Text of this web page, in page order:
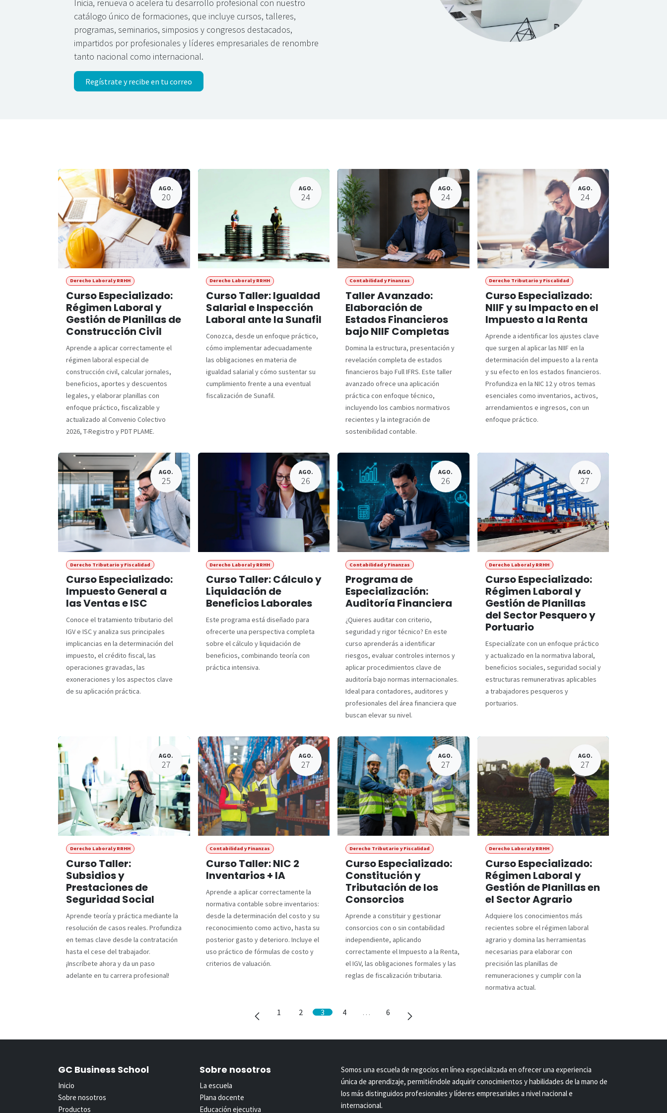
Inicia, renueva o acelera tu desarrollo profesional con nuestro
catálogo único de formaciones, que incluye cursos, talleres,
programas, seminarios, simposios y congresos destacados,
impartidos por profesionales y líderes empresariales de renombre
tanto nacional como internacional.
Regístrate y recibe en tu correo
AGO.
20
Derecho Laboral y RRHH
Curso Especializado:
Régimen Laboral y
Gestión de Planillas de
Construcción Civil
Aprende a aplicar correctamente el
régimen laboral especial de
construcción civil, calcular jornales,
beneficios, aportes y descuentos
legales, y elaborar planillas con
enfoque práctico, fiscalizable y
actualizado al Convenio Colectivo
2026, T-Registro y PDT PLAME.
AGO.
24
Derecho Laboral y RRHH
Curso Taller: Igualdad
Salarial e Inspección
Laboral ante la Sunafil
Conozca, desde un enfoque práctico,
cómo implementar adecuadamente
las obligaciones en materia de
igualdad salarial y cómo sustentar su
cumplimiento frente a una eventual
fiscalización de Sunafil.
AGO.
24
Contabilidad y Finanzas
Taller Avanzado:
Elaboración de
Estados Financieros
bajo NIIF Completas
Domina la estructura, presentación y
revelación completa de estados
financieros bajo Full IFRS. Este taller
avanzado ofrece una aplicación
práctica con enfoque técnico,
incluyendo los cambios normativos
recientes y la integración de
sostenibilidad contable.
AGO.
24
Derecho Tributario y Fiscalidad
Curso Especializado:
NIIF y su Impacto en el
Impuesto a la Renta
Aprende a identificar los ajustes clave
que surgen al aplicar las NIIF en la
determinación del impuesto a la renta
y su efecto en los estados financieros.
Profundiza en la NIC 12 y otros temas
esenciales como inventarios, activos,
arrendamientos e ingresos, con un
enfoque práctico.
AGO.
25
Derecho Tributario y Fiscalidad
Curso Especializado:
Impuesto General a
las Ventas e ISC
Conoce el tratamiento tributario del
IGV e ISC y analiza sus principales
implicancias en la determinación del
impuesto, el crédito fiscal, las
operaciones gravadas, las
exoneraciones y los aspectos clave
de su aplicación práctica.
AGO.
26
Derecho Laboral y RRHH
Curso Taller: Cálculo y
Liquidación de
Beneficios Laborales
Este programa está diseñado para
ofrecerte una perspectiva completa
sobre el cálculo y liquidación de
beneficios, combinando teoría con
práctica intensiva.
AGO.
26
Contabilidad y Finanzas
Programa de
Especialización:
Auditoría Financiera
¿Quieres auditar con criterio,
seguridad y rigor técnico? En este
curso aprenderás a identificar
riesgos, evaluar controles internos y
aplicar procedimientos clave de
auditoría bajo normas internacionales.
Ideal para contadores, auditores y
profesionales del área financiera que
buscan elevar su nivel.
AGO.
27
Derecho Laboral y RRHH
Curso Especializado:
Régimen Laboral y
Gestión de Planillas
del Sector Pesquero y
Portuario
Especialízate con un enfoque práctico
y actualizado en la normativa laboral,
beneficios sociales, seguridad social y
estructuras remunerativas aplicables
a trabajadores pesqueros y
portuarios.
AGO.
27
Derecho Laboral y RRHH
Curso Taller:
Subsidios y
Prestaciones de
Seguridad Social
Aprende teoría y práctica mediante la
resolución de casos reales. Profundiza
en temas clave desde la contratación
hasta el cese del trabajador.
¡Inscríbete ahora y da un paso
adelante en tu carrera profesional!
AGO.
27
Contabilidad y Finanzas
Curso Taller: NIC 2
Inventarios + IA
Aprende a aplicar correctamente la
normativa contable sobre inventarios:
desde la determinación del costo y su
reconocimiento como activo, hasta su
posterior gasto y deterioro. Incluye el
uso práctico de fórmulas de costo y
criterios de valuación.
AGO.
27
Derecho Tributario y Fiscalidad
Curso Especializado:
Constitución y
Tributación de los
Consorcios
Aprende a constituir y gestionar
consorcios con o sin contabilidad
independiente, aplicando
correctamente el Impuesto a la Renta,
el IGV, las obligaciones formales y las
reglas de fiscalización tributaria.
AGO.
27
Derecho Laboral y RRHH
Curso Especializado:
Régimen Laboral y
Gestión de Planillas en
el Sector Agrario
Adquiere los conocimientos más
recientes sobre el régimen laboral
agrario y domina las herramientas
necesarias para elaborar con
precisión las planillas de
remuneraciones y cumplir con la
normativa actual.
1 2 3 4 … 6
GC Business School
Inicio
Sobre nosotros
Productos
Sobre nosotros
La escuela
Plana docente
Educación ejecutiva
Somos una escuela de negocios en línea especializada en ofrecer una experiencia
única de aprendizaje, permitiéndole adquirir conocimientos y habilidades de la mano de
los más distinguidos profesionales y líderes empresariales a nivel nacional e
internacional.